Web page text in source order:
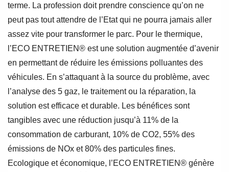
terme. La profession doit prendre conscience qu’on ne
peut pas tout attendre de l’Etat qui ne pourra jamais aller
assez vite pour transformer le parc. Pour le thermique,
l’ECO ENTRETIEN® est une solution augmentée d’avenir
en permettant de réduire les émissions polluantes des
véhicules. En s’attaquant à la source du problème, avec
l’analyse des 5 gaz, le traitement ou la réparation, la
solution est efficace et durable. Les bénéfices sont
tangibles avec une réduction jusqu’à 11% de la
consommation de carburant, 10% de CO2, 55% des
émissions de NOx et 80% des particules fines.
Ecologique et économique, l’ECO ENTRETIEN® génère